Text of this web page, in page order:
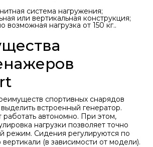
система нагружения;
или вертикальная конструкция;
возможная нагрузка от 150 кг..
спортивных снарядов
встроенный генератор.
работать автономно. При этом,
нагрузки позволяет точно
режим. Сидения регулируются по
вертикали (в зависимости от модели).